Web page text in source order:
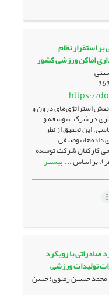
استقرار نظام
اماکن ورزشی کشور
https://
استراتژی‌های درون و
در شرکت توسعه و
این تحقیق از نظر
داده‌ها، توصیفی
کارکنان شرکت توسعه
بیشتر
با رویکرد
تولیدات ورزشی
محمد حسین رضوی؛ حسن